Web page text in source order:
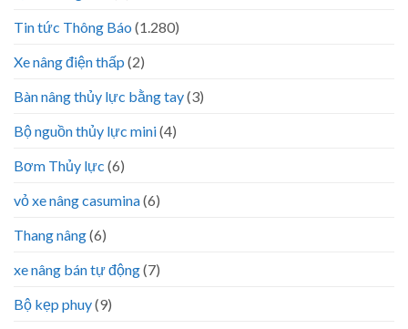
Tin tức Thông Báo (1.280)
Xe nâng điện thấp (2)
Bàn nâng thủy lực bằng tay(3)
Bộ nguồn thủy lực mini(4)
Bơm Thủy lực (6)
vỏ xe nâng casumina(6)
Thang nâng(6)
xe nâng bán tự động(7)
Bộ kẹp phuy(9)